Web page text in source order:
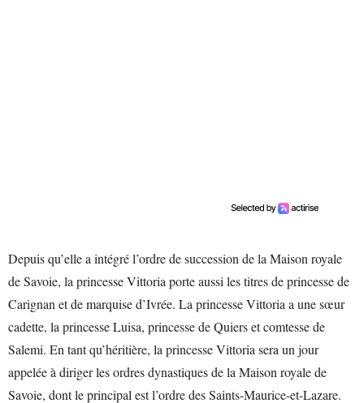
Depuis qu’elle a intégré l’ordre de succession de la Maison royale
de Savoie, la princesse Vittoria porte aussi les titres de princesse de
Carignan et de marquise d’Ivrée. La princesse Vittoria a une sœur
cadette, la princesse Luisa, princesse de Quiers et comtesse de
Salemi. En tant qu’héritière, la princesse Vittoria sera un jour
appelée à diriger les ordres dynastiques de la Maison royale de
Savoie, dont le principal est l’ordre des Saints-Maurice-et-Lazare.